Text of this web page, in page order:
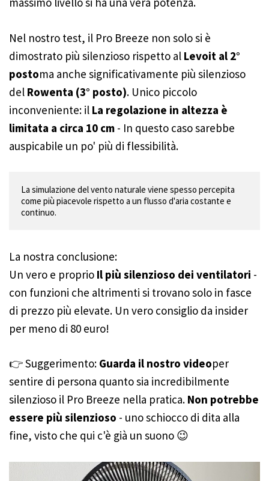
Nel nostro test, il Pro Breeze non solo si è
dimostrato più silenzioso rispetto al Levoit al 2°
postoma anche significativamente più silenzioso
del Rowenta (3° posto). Unico piccolo
inconveniente: il La regolazione in altezza è
limitata a circa 10 cm - In questo caso sarebbe
auspicabile un po' più di flessibilità.
La simulazione del vento naturale viene spesso percepita
come più piacevole rispetto a un flusso d'aria costante e
continuo.
La nostra conclusione:
Un vero e proprio Il più silenzioso dei ventilatori -
con funzioni che altrimenti si trovano solo in fasce
di prezzo più elevate. Un vero consiglio da insider
per meno di 80 euro!
👉 Suggerimento: Guarda il nostro videoper
sentire di persona quanto sia incredibilmente
silenzioso il Pro Breeze nella pratica. Non potrebbe
essere più silenzioso - uno schiocco di dita alla
fine, visto che qui c'è già un suono 😉